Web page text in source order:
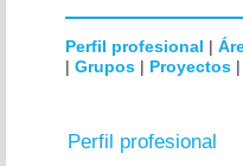
Perfil profesional |
| Grupos | Proyectos
Perfil profesional